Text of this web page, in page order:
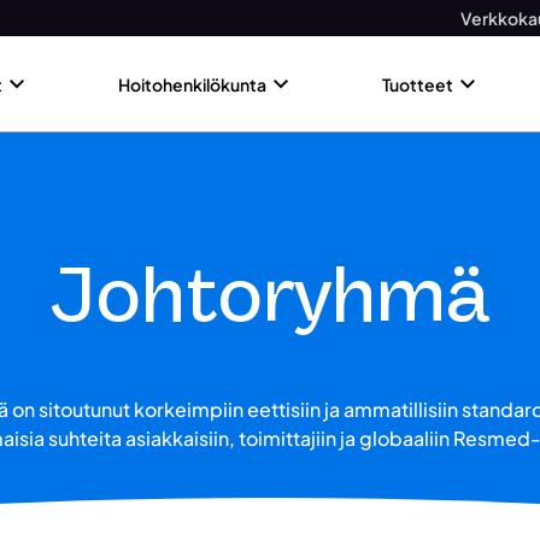
Hoitohenkilökunta Tuotteet
Johtoryhmä
on sitoutunut korkeimpiin eettisiin ja ammatillisiin
suhteita asiakkaisiin, toimittajiin ja globaaliin